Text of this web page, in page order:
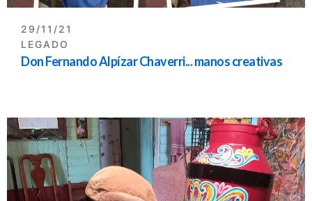
29/11/21
LEGADO
Don Fernando Alpízar Chaverri... manos creativas